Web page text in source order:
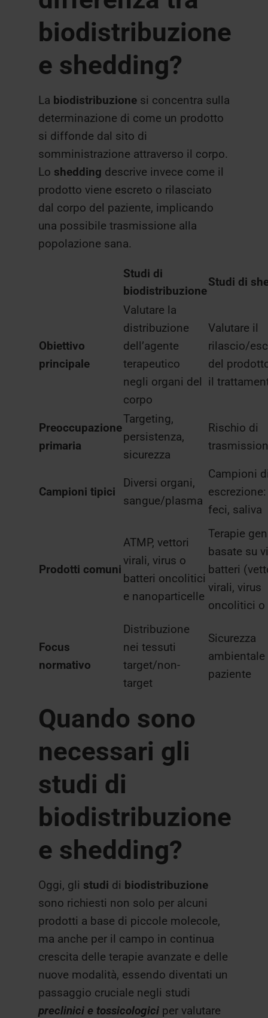
biodistribuzione
e shedding?
La biodistribuzione si concentra sulla
determinazione di come un prodotto
si diffonde dal sito di
somministrazione attraverso il corpo.
Lo shedding descrive invece come il
prodotto viene escreto o rilasciato
dal corpo del paziente, implicando
una possibile trasmissione alla
popolazione sana.
Studi di
biodistribuzione
Studi di
Obiettivo
principale
Valutare la
distribuzione
dell’agente
terapeutico
negli organi del
corpo
Valutare il
rilascio/
del
il
Preoccupazione
primaria
Targeting,
persistenza,
sicurezza
Rischio di
Campioni tipici
Diversi organi,
sangue/plasma
Campioni
feci, saliva
Prodotti comuni
ATMP, vettori
virali, virus o
batteri oncolitici
e nanoparticelle
Terapie
basate su
batteri
virali, virus
oncolitici o
Focus
normativo
Distribuzione
nei tessuti
target/non-
target
Sicurezza
ambientale
paziente
Quando sono
necessari gli
studi di
biodistribuzione
e shedding?
Oggi, gli studi di biodistribuzione
sono richiesti non solo per alcuni
prodotti a base di piccole molecole,
ma anche per il campo in continua
crescita delle terapie avanzate e delle
nuove modalità, essendo diventati un
passaggio cruciale negli studi
preclinici e tossicologici per valutare